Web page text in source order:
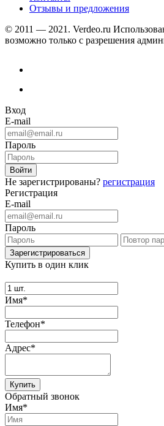
Отзывы и предложения
© 2011 — 2021. Verdeo.ru
возможно только с разрешения
Вход
E-mail
Пароль
Не зарегистрированы? регистрация
Регистрация
E-mail
Пароль
Купить в один клик
Имя*
Телефон*
Адрес*
Купить
Обратный звонок
Имя*